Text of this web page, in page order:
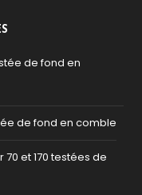
de fond en
de fond en comble
70 et 170 testées de